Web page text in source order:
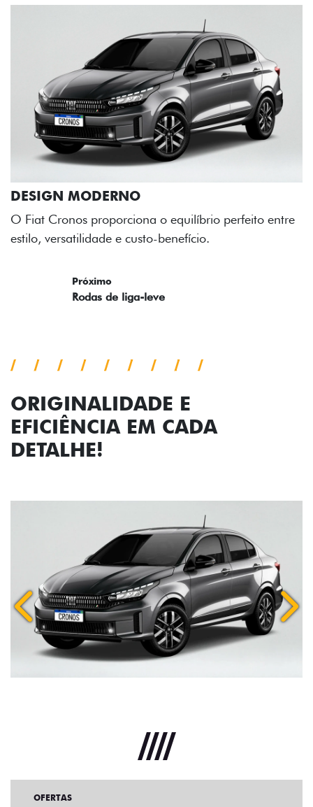
DESIGN MODERNO
O Fiat Cronos proporciona o equilíbrio perfeito entre
estilo, versatilidade e custo-benefício.
Próximo
Rodas de liga-leve
ORIGINALIDADE E
EFICIÊNCIA EM CADA
DETALHE!
Anterior
OFERTAS